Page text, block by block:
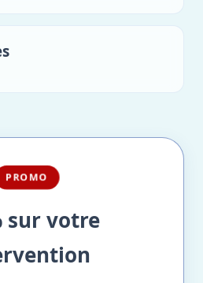
PROMO
sur votre